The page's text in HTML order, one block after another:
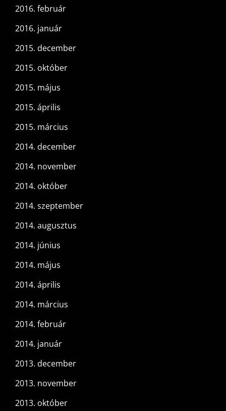
2016. február
2016. január
2015. december
2015. október
2015. május
2015. április
2015. március
2014. december
2014. november
2014. október
2014. szeptember
2014. augusztus
2014. június
2014. május
2014. április
2014. március
2014. február
2014. január
2013. december
2013. november
2013. október